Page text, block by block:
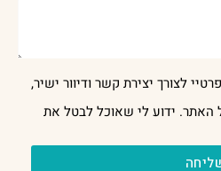
לצורך יצירת קשר ודיוור ישיר,
האתר. ידוע לי שאוכל לבטל את